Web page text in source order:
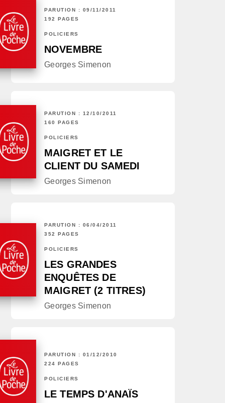
PARUTION : 09/11/2011
192 PAGES
POLICIERS
NOVEMBRE
Georges Simenon
PARUTION : 12/10/2011
160 PAGES
POLICIERS
MAIGRET ET LE
CLIENT DU SAMEDI
Georges Simenon
PARUTION : 06/04/2011
352 PAGES
POLICIERS
LES GRANDES
ENQUÊTES DE
MAIGRET (2 TITRES)
Georges Simenon
PARUTION : 01/12/2010
224 PAGES
POLICIERS
LE TEMPS D'ANAÏS